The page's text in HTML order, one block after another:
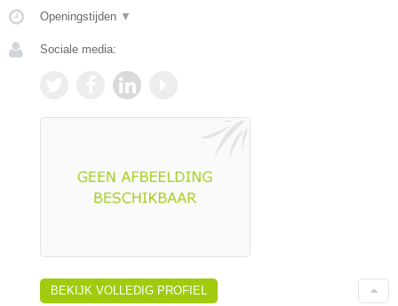
Openingstijden ▼
Sociale media:
BEKIJK VOLLEDIG PROFIEL